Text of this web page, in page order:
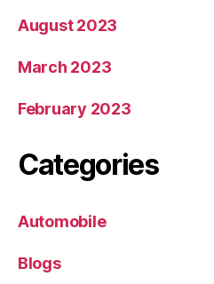
August 2023
March 2023
February 2023
Categories
Automobile
Blogs